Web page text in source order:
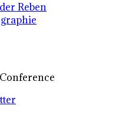
Reben